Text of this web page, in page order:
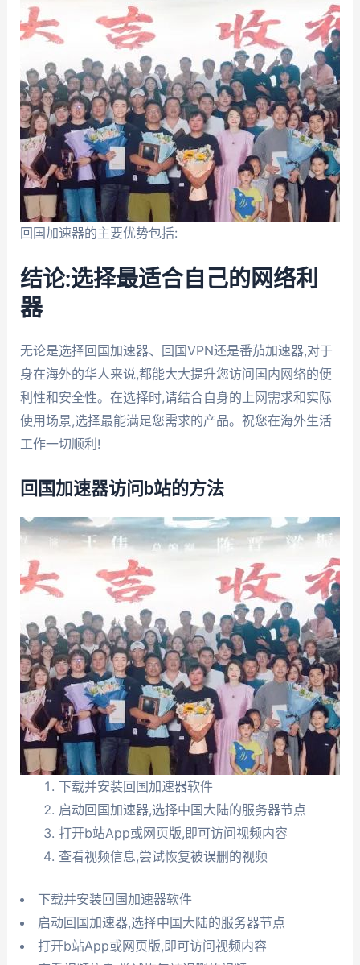
回国加速器的主要优势包括:
结论:选择最适合自己的网络利
器
无论是选择回国加速器、回国VPN还是番茄加速器,对于
身在海外的华人来说,都能大大提升您访问国内网络的便
利性和安全性。在选择时,请结合自身的上网需求和实际
使用场景,选择最能满足您需求的产品。祝您在海外生活
工作一切顺利!
回国加速器访问b站的方法
下载并安装回国加速器软件
启动回国加速器,选择中国大陆的服务器节点
打开b站App或网页版,即可访问视频内容
查看视频信息,尝试恢复被误删的视频
下载并安装回国加速器软件
启动回国加速器,选择中国大陆的服务器节点
打开b站App或网页版,即可访问视频内容